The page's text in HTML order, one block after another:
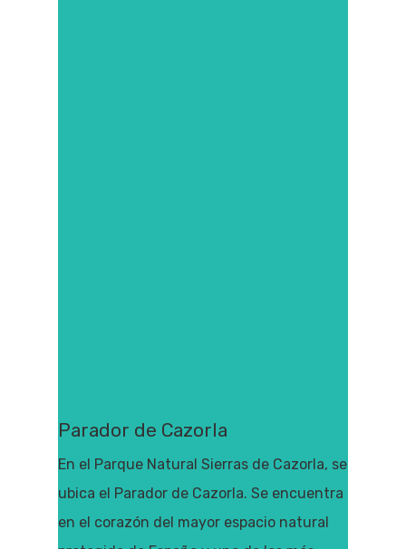
Parador de Cazorla
En el Parque Natural Sierras de Cazorla, se
ubica el Parador de Cazorla. Se encuentra
en el corazón del mayor espacio natural